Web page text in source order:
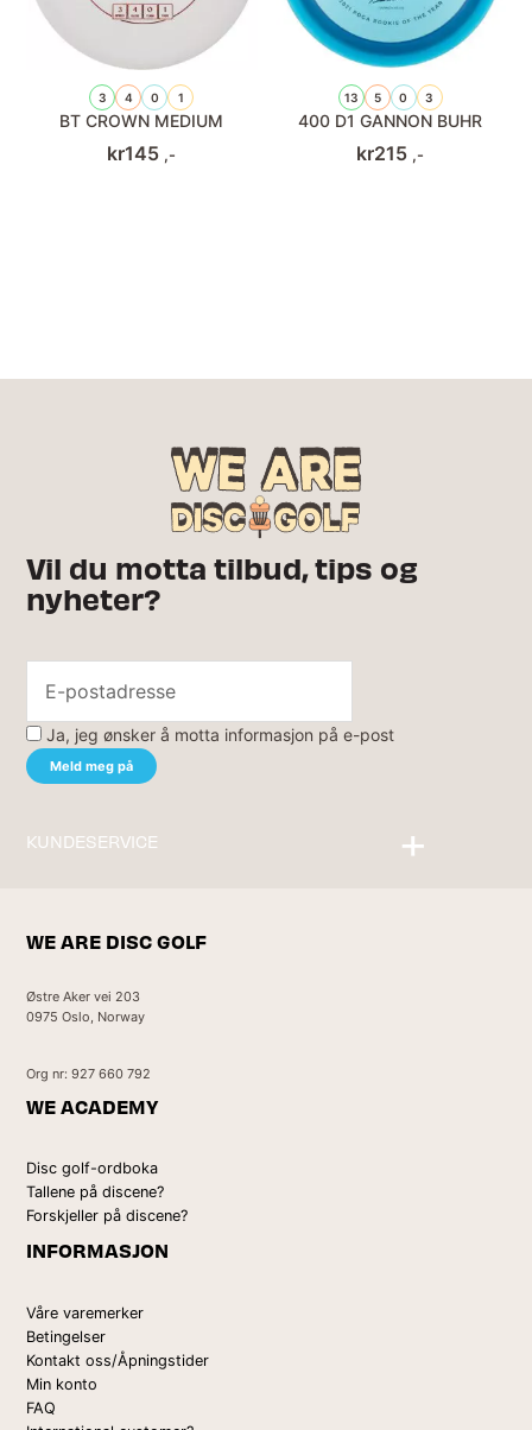
3 4 0 1
BT CROWN MEDIUM
kr145 ,-
13 5 0 3
400 D1 GANNON BUHR
kr215 ,-
Vil du motta tilbud, tips og
nyheter?
Ja, jeg ønsker å motta informasjon på e-post
KUNDESERVICE
WE ARE DISC GOLF
Østre Aker vei 203
0975 Oslo, Norway
Org nr: 927 660 792
WE ACADEMY
Disc golf-ordboka
Tallene på discene?
Forskjeller på discene?
INFORMASJON
Våre varemerker
Betingelser
Kontakt oss/Åpningstider
Min konto
FAQ